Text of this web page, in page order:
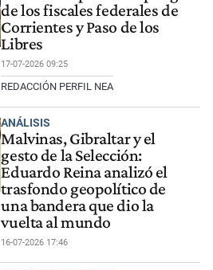
de los fiscales federales de
Corrientes y Paso de los
Libres
17-07-2026 09:25
REDACCIÓN PERFIL NEA
ANÁLISIS
Malvinas, Gibraltar y el
gesto de la Selección:
Eduardo Reina analizó el
trasfondo geopolítico de
una bandera que dio la
vuelta al mundo
16-07-2026 17:46